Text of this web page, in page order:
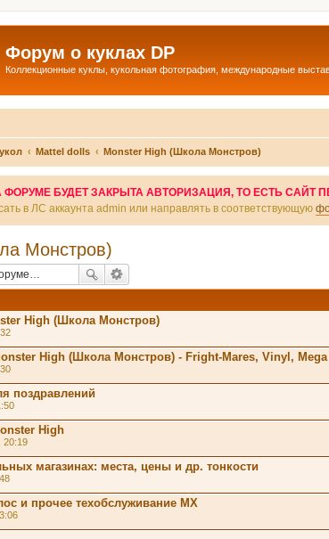
Форум о куклах DP
Коллекционные куклы, кукольная фотография, международные
Mattel dolls Monster High (Школа Монстров)
БУДЕТ ЗАКРЫТА АВТОРИЗАЦИЯ, ТО ЕСТЬ САЙТ
в ЛС аккаунта admin или направлять в соответствующую
Монстров)
High (Школа Монстров)
High (Школа Монстров) - Fright-Mares, Vinyl,
поздравлений
High
20:19
магазинах: места, цены и др. тонкости
и прочее техобслуживание МХ